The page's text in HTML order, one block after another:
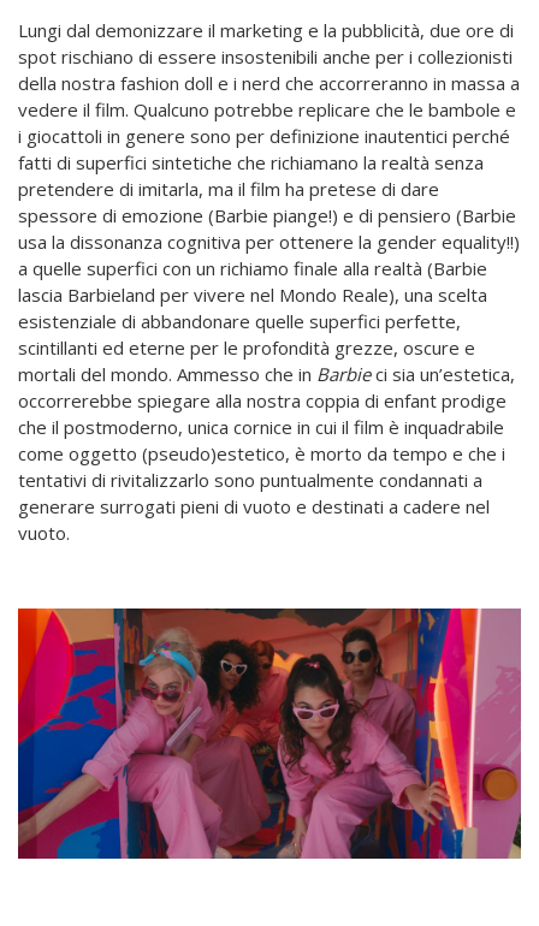
Lungi dal demonizzare il marketing e la pubblicità, due ore di
spot rischiano di essere insostenibili anche per i collezionisti
della nostra fashion doll e i nerd che accorreranno in massa a
vedere il film. Qualcuno potrebbe replicare che le bambole e
i giocattoli in genere sono per definizione inautentici perché
fatti di superfici sintetiche che richiamano la realtà senza
pretendere di imitarla, ma il film ha pretese di dare
spessore di emozione (Barbie piange!) e di pensiero (Barbie
usa la dissonanza cognitiva per ottenere la gender equality!!)
a quelle superfici con un richiamo finale alla realtà (Barbie
lascia Barbieland per vivere nel Mondo Reale), una scelta
esistenziale di abbandonare quelle superfici perfette,
scintillanti ed eterne per le profondità grezze, oscure e
mortali del mondo. Ammesso che in Barbieci sia un’estetica,
occorrerebbe spiegare alla nostra coppia di enfant prodige
che il postmoderno, unica cornice in cui il film è inquadrabile
come oggetto (pseudo)estetico, è morto da tempo e che i
tentativi di rivitalizzarlo sono puntualmente condannati a
generare surrogati pieni di vuoto e destinati a cadere nel
vuoto.